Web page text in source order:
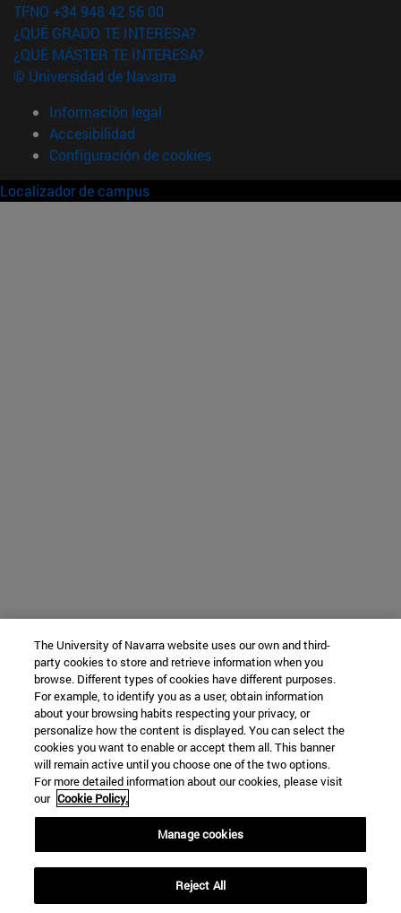
TFNO +34 948 42 56 00
¿QUÉ GRADO TE INTERESA?
¿QUÉ MÁSTER TE INTERESA?
© Universidad de Navarra
Información legal
Accesibilidad
Configuración de cookies
Localizador de campus
The University of Navarra website uses our own and third-
party cookies to store and retrieve information when you
browse. Different types of cookies have different purposes.
For example, to identify you as a user, obtain information
about your browsing habits respecting your privacy, or
personalize how the content is displayed. You can select the
cookies you want to enable or accept them all. This banner
will remain active until you choose one of the two options.
For more detailed information about our cookies, please visit
our Cookie Policy.
Manage cookies
Reject All